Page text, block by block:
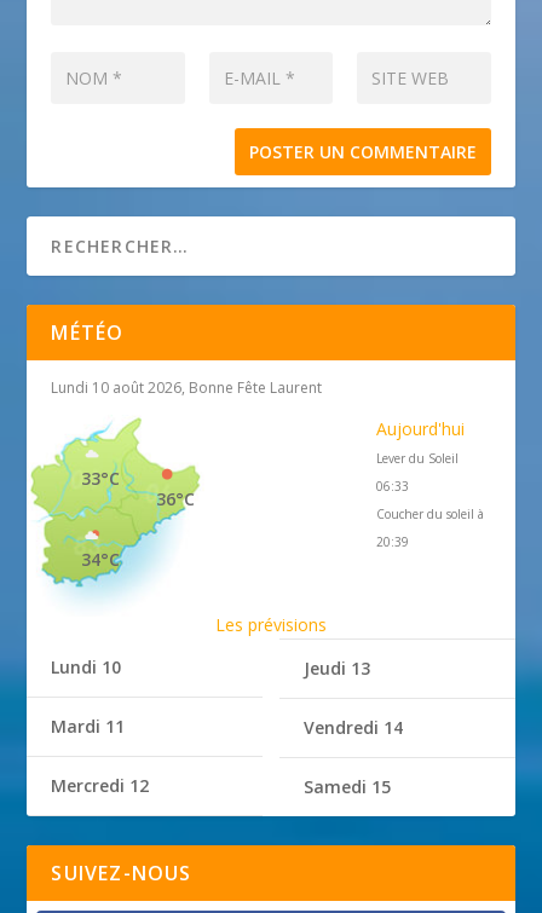
MÉTÉO
Lundi 10 août 2026, Bonne Fête Laurent
36°C
33°C
34°C
Aujourd'hui
Lever du Soleil
06:33
Coucher du soleil à
20:39
Les prévisions
Lundi 10
Mardi 11
Mercredi 12
Jeudi 13
Vendredi 14
Samedi 15
SUIVEZ-NOUS